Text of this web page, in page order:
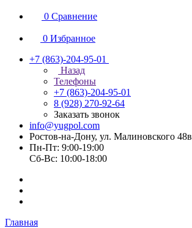
0 Сравнение
0 Избранное
+7 (863)-204-95-01
Назад
Телефоны
+7 (863)-204-95-01
8 (928) 270-92-64
Заказать звонок
info@yugpol.com
Ростов-на-Дону, ул. Малиновского 48в
Пн-Пт: 9:00-19:00
Cб-Вс: 10:00-18:00
Главная